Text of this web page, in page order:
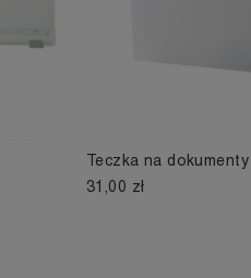
Teczka na
31,00 zł